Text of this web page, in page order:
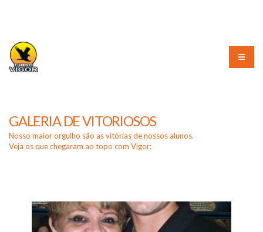
GALERIA DE VITORIOSOS
Nosso maior orgulho são as vitórias de nossos alunos.
Veja os que chegaram ao topo com Vigor: